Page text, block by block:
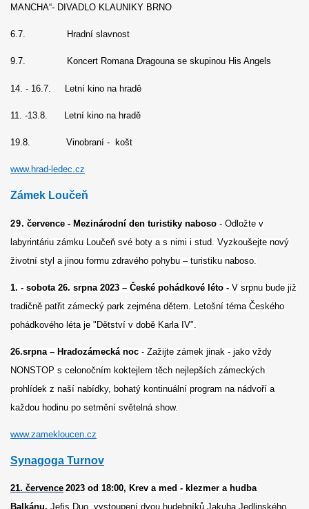
MANCHA“- DIVADLO KLAUNIKY BRNO
6.7. Hradní slavnost
9.7. Koncert Romana Dragouna se skupinou His Angels
14. - 16.7. Letní kino na hradě
11. -13.8. Letní kino na hradě
19.8. Vinobraní - košt
www.hrad-ledec.cz
Zámek Loučeň
29. července - Mezinárodní den turistiky naboso - Odložte v
labyrintáriu zámku Loučeň své boty a s nimi i stud. Vyzkoušejte nový
životní styl a jinou formu zdravého pohybu – turistiku naboso.
1. - sobota 26. srpna 2023 – České pohádkové léto - V srpnu bude již
tradičně patřit zámecký park zejména dětem. Letošní téma Českého
pohádkového léta je "Dětství v době Karla IV".
26.srpna – Hradozámecká noc - Zažijte zámek jinak - jako vždy
NONSTOP s celonočním koktejlem těch nejlepších zámeckých
prohlídek z naší nabídky, bohatý kontinuální program na nádvoří a
každou hodinu po setmění světelná show.
www.zamekloucen.cz
Synagoga Turnov
21. července 2023 od 18:00, Krev a med - klezmer a hudba
Balkánu. Jefis Duo, vystoupení dvou hudebníků Jakuba Jedlinského